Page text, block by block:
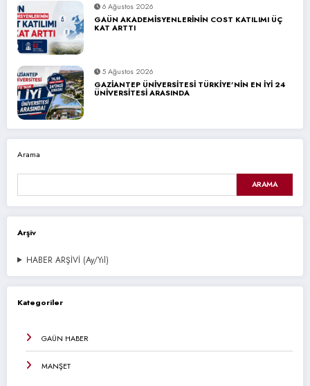
6 Ağustos 2026
GAÜN AKADEMİSYENLERİNİN COST KATILIMI ÜÇ
KAT ARTTI
5 Ağustos 2026
GAZİANTEP ÜNİVERSİTESİ TÜRKİYE’NİN EN İYİ 24
ÜNİVERSİTESİ ARASINDA
Arama
ARAMA
Arşiv
HABER ARŞİVİ (Ay/Yıl)
Kategoriler
GAÜN HABER
MANŞET